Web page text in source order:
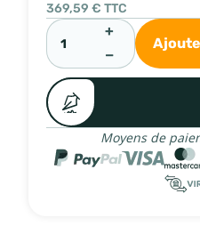
369,59 € TTC
+
−
Moyens de